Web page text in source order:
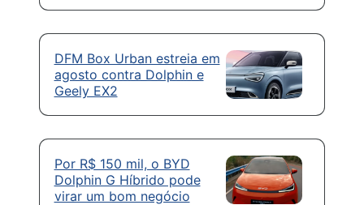
DFM Box Urban estreia em
agosto contra Dolphin e
Geely EX2
Por R$ 150 mil, o BYD
Dolphin G Híbrido pode
virar um bom negócio